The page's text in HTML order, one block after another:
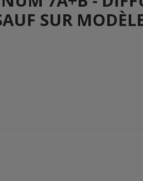
SUR